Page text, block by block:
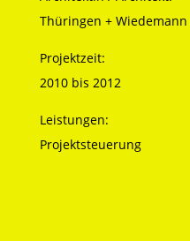
Thüringen +
Projektzeit:
2010 bis 2012
Leistungen:
Projektsteuerung